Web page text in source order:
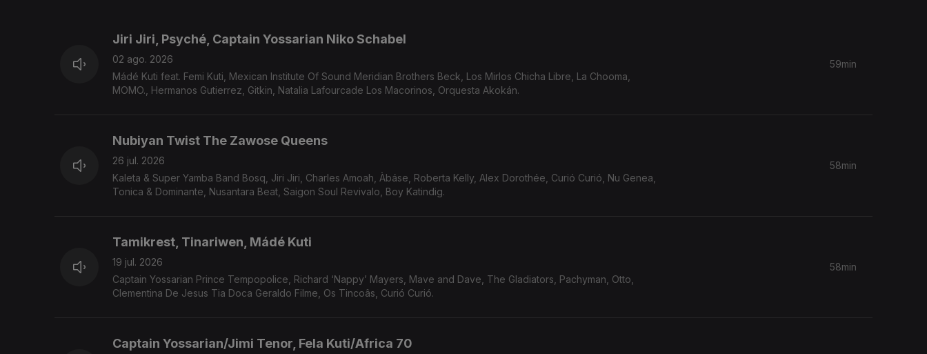
Jiri Jiri, Psyché, Captain Yossarian Niko Schabel
02 ago. 2026
Mádé Kuti feat. Femi Kuti, Mexican Institute Of Sound Meridian Brothers Beck, Los Mirlos Chicha Libre, La Chooma,
MOMO., Hermanos Gutierrez, Gitkin, Natalia Lafourcade Los Macorinos, Orquesta Akokán.
59min
Nubiyan Twist The Zawose Queens
26 jul. 2026
Kaleta & Super Yamba Band Bosq, Jiri Jiri, Charles Amoah, Àbáse, Roberta Kelly, Alex Dorothée, Curió Curió, Nu Genea,
Tonica & Dominante, Nusantara Beat, Saigon Soul Revivalo, Boy Katindig.
58min
Tamikrest, Tinariwen, Mádé Kuti
19 jul. 2026
Captain Yossarian Prince Tempopolice, Richard ‘Nappy’ Mayers, Mave and Dave, The Gladiators, Pachyman, Otto,
Clementina De Jesus Tia Doca Geraldo Filme, Os Tincoâs, Curió Curió.
58min
Captain Yossarian/Jimi Tenor, Fela Kuti/Africa 70